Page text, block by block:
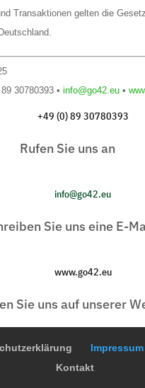
Transaktionen gelten die
30780393 •info@go42.eu •
+49 (0) 89 30780393
Rufen Sie uns an
info@go42.eu
Sie uns eine E-
www.go42.eu
Sie uns auf unserer
Impressum
Kontakt